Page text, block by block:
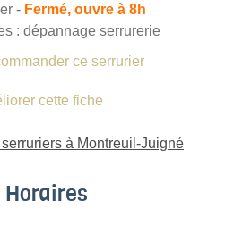
- Fermé, ouvre à 8h
: dépannage serrurerie
ce serrurier
cette fiche
à Montreuil-Juigné
Horaires